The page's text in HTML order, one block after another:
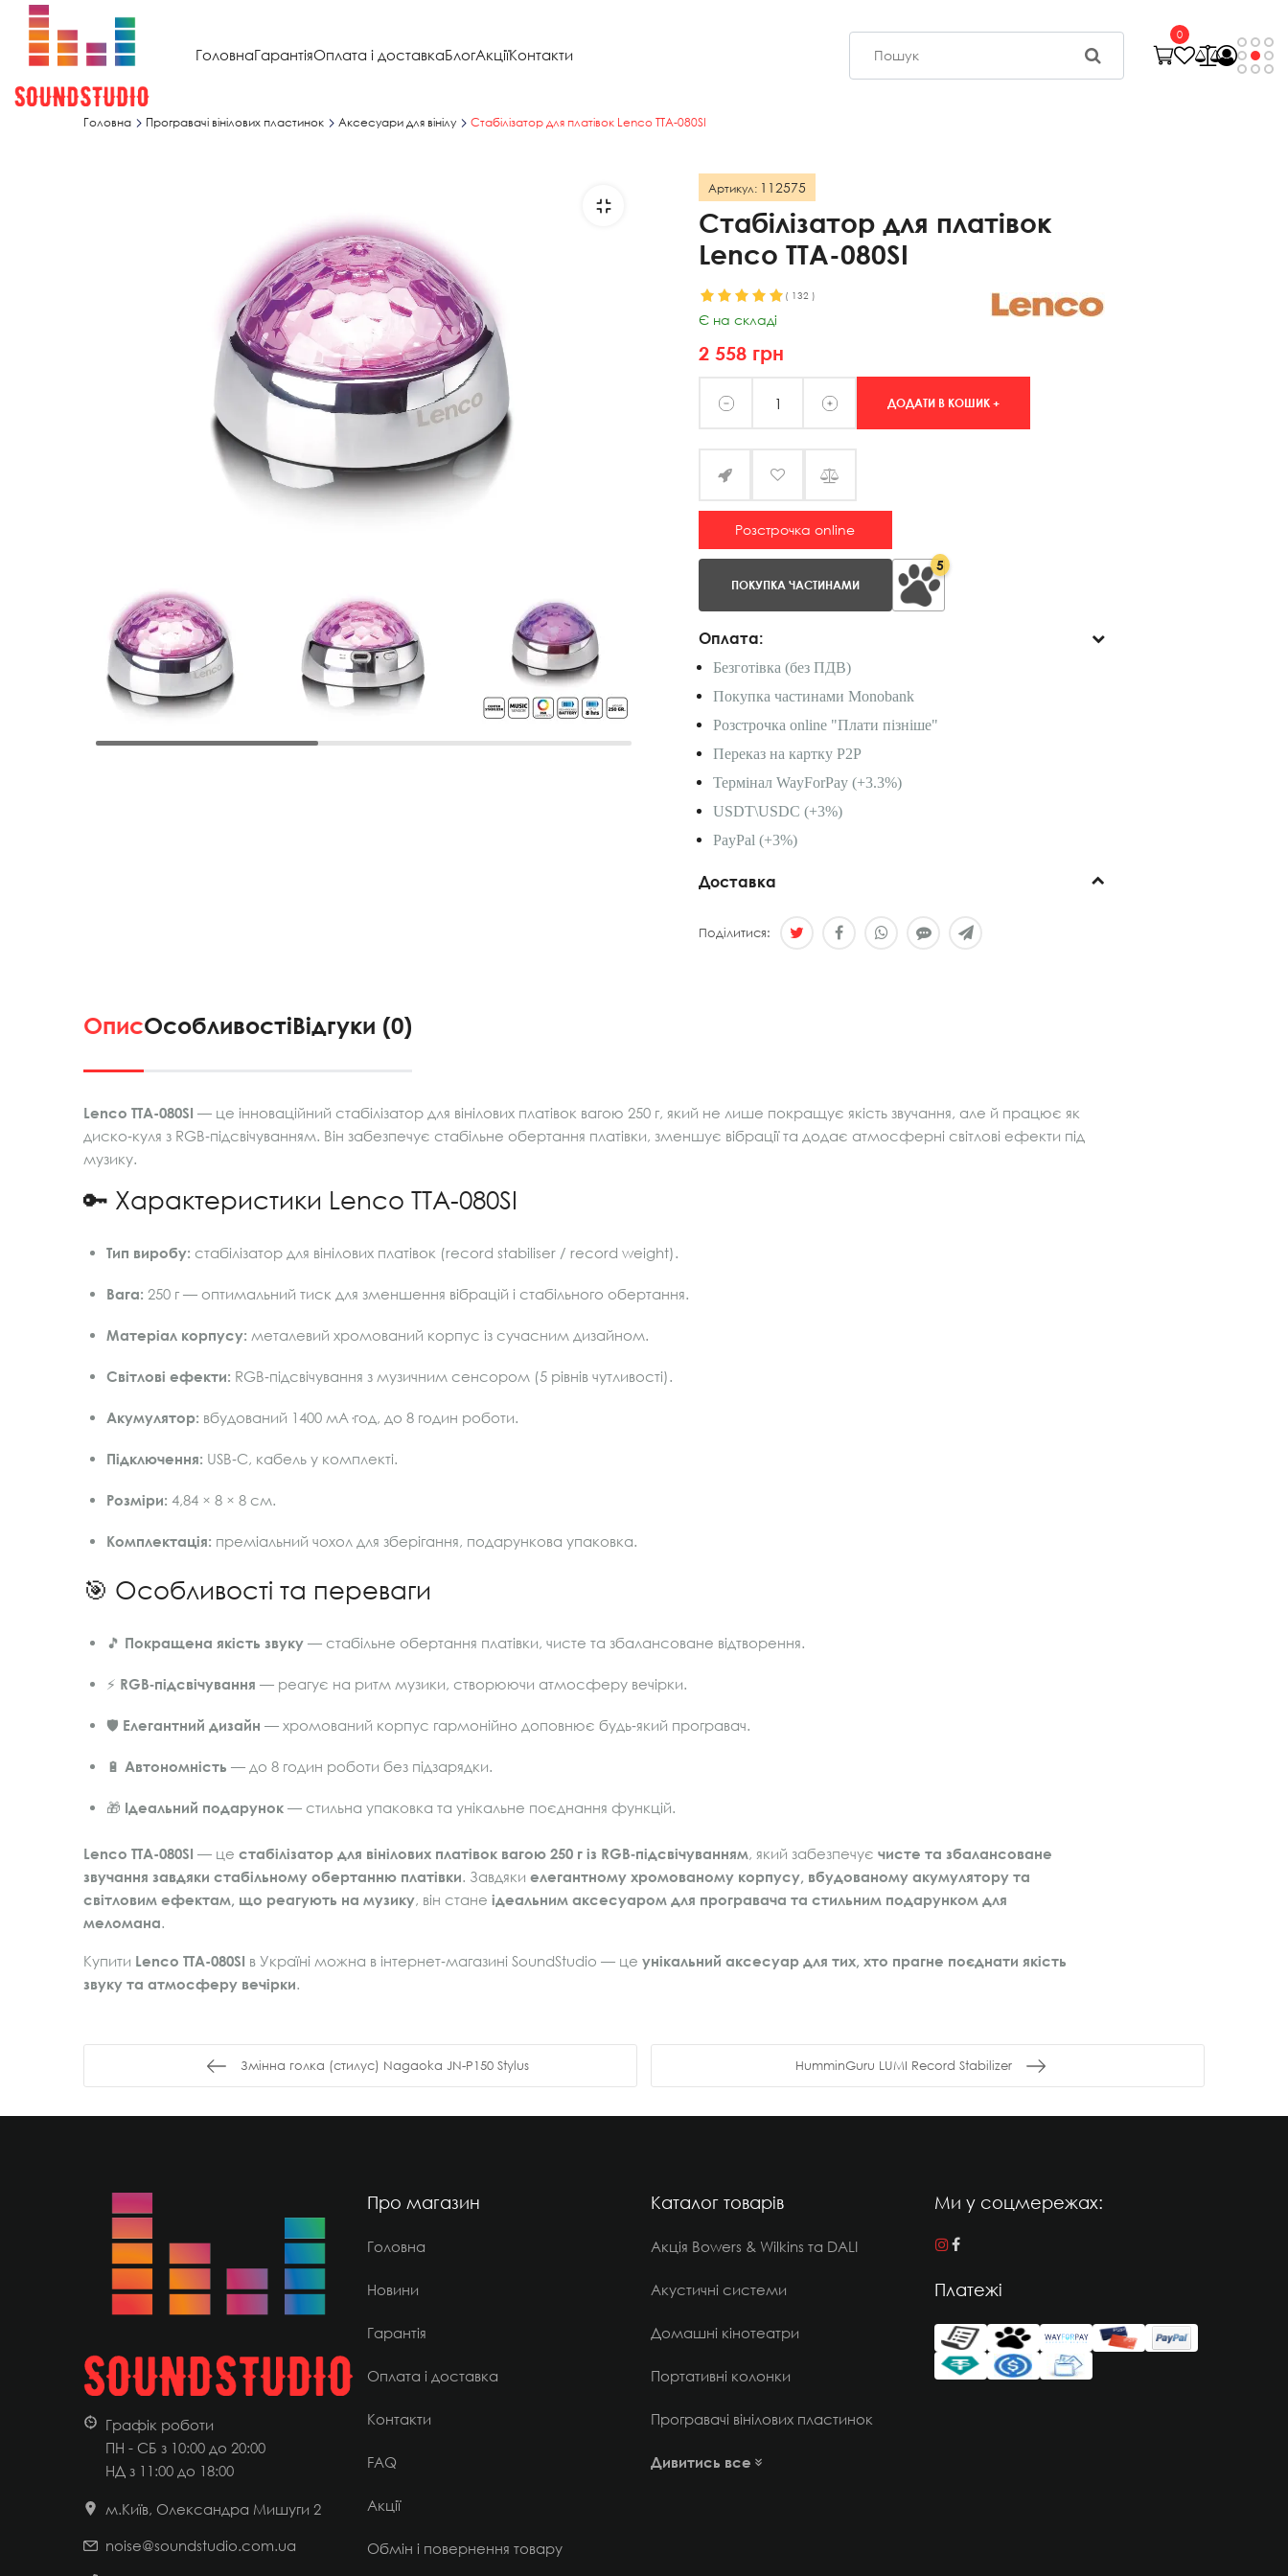
ГоловнаГарантіяОплата і доставкаБлогАкціїКонтакти
0
Головна Програвачі вінілових пластинок Аксесуари для вінілу Стабілізатор для платівок Lenco TTA-080SI
Артикул: 112575
Стабілізатор для платівок
Lenco TTA-080SI
( 132 )
Є на складі
2 558 грн
ДОДАТИ В КОШИК +
Розстрочка online
ПОКУПКА ЧАСТИНАМИ
5
Оплата:
Безготівка (без ПДВ)
Покупка частинами Monobank
Розстрочка online "Плати пізніше"
Переказ на картку P2P
Термінал WayForPay (+3.3%)
USDT\USDC (+3%)
PayPal (+3%)
Доставка
Поділитися:
ОписОсобливостіВідгуки (0)
Lenco TTA-080SI — це інноваційний стабілізатор для вінілових платівок вагою 250 г, який не лише покращує якість звучання, але й працює як
диско‑куля з RGB‑підсвічуванням. Він забезпечує стабільне обертання платівки, зменшує вібрації та додає атмосферні світлові ефекти під
музику.
🔑 Характеристики Lenco TTA-080SI
Тип виробу: стабілізатор для вінілових платівок (record stabiliser / record weight).
Вага: 250 г — оптимальний тиск для зменшення вібрацій і стабільного обертання.
Матеріал корпусу: металевий хромований корпус із сучасним дизайном.
Світлові ефекти: RGB‑підсвічування з музичним сенсором (5 рівнів чутливості).
Акумулятор: вбудований 1400 мА·год, до 8 годин роботи.
Підключення: USB‑C, кабель у комплекті.
Розміри: 4,84 × 8 × 8 см.
Комплектація: преміальний чохол для зберігання, подарункова упаковка.
🎯 Особливості та переваги
🎵 Покращена якість звуку — стабільне обертання платівки, чисте та збалансоване відтворення.
⚡ RGB‑підсвічування — реагує на ритм музики, створюючи атмосферу вечірки.
🛡️ Елегантний дизайн — хромований корпус гармонійно доповнює будь‑який програвач.
🔋 Автономність — до 8 годин роботи без підзарядки.
🎁 Ідеальний подарунок — стильна упаковка та унікальне поєднання функцій.
Lenco TTA-080SI — це стабілізатор для вінілових платівок вагою 250 г із RGB‑підсвічуванням, який забезпечує чисте та збалансоване
звучання завдяки стабільному обертанню платівки. Завдяки елегантному хромованому корпусу, вбудованому акумулятору та
світловим ефектам, що реагують на музику, він стане ідеальним аксесуаром для програвача та стильним подарунком для
меломана.
Купити Lenco TTA-080SI в Україні можна в інтернет‑магазині SoundStudio — це унікальний аксесуар для тих, хто прагне поєднати якість
звуку та атмосферу вечірки.
Змінна голка (стилус) Nagaoka JN-P150 Stylus HumminGuru LUMI Record Stabilizer
Графік роботи
ПН - СБ з 10:00 до 20:00
НД з 11:00 до 18:00
м.Київ, Олександра Мишуги 2
noise@soundstudio.com.ua
Про магазин
Головна
Новини
Гарантія
Оплата і доставка
Контакти
FAQ
Акції
Обмін і повернення товару
Каталог товарів
Акція Bowers & Wilkins та DALI
Акустичні системи
Домашні кінотеатри
Портативні колонки
Програвачі вінілових пластинок
Дивитись все
Ми у соцмережах:
Платежі